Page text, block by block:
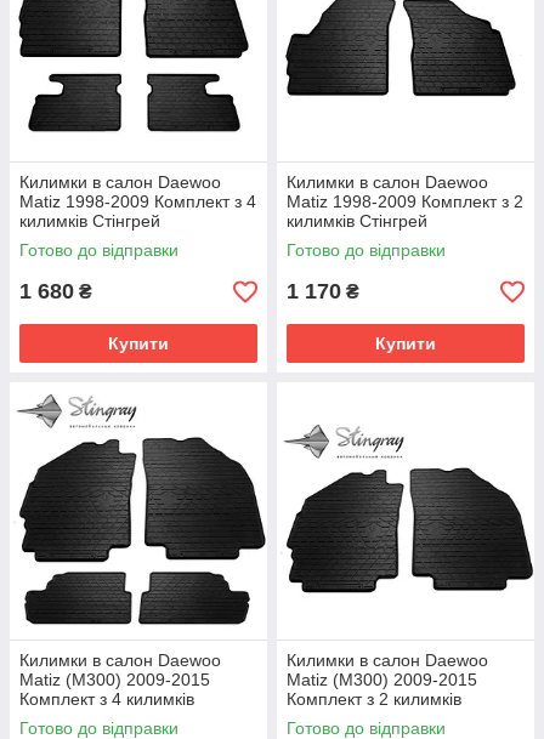
Килимки в салон Daewoo
Matiz 1998-2009 Комплект з 4
килимків Стінгрей
Готово до відправки
1 680 ₴
Купити
Килимки в салон Daewoo
Matiz 1998-2009 Комплект з 2
килимків Стінгрей
Готово до відправки
1 170 ₴
Купити
Килимки в салон Daewoo
Matiz (M300) 2009-2015
Комплект з 4 килимків
Стінгрей
Готово до відправки
Килимки в салон Daewoo
Matiz (M300) 2009-2015
Комплект з 2 килимків
Стінгрей
Готово до відправки